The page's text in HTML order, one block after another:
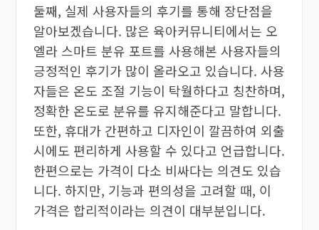
둘째, 실제 사용자들의 후기를 통해 장단점을
알아보겠습니다. 많은 육아커뮤니티에서는 오
엘라 스마트 분유 포트를 사용해본 사용자들의
긍정적인 후기가 많이 올라오고 있습니다. 사용
자들은 온도 조절 기능이 탁월하다고 칭찬하며,
정확한 온도로 분유를 유지해준다고 말합니다.
또한, 휴대가 간편하고 디자인이 깔끔하여 외출
시에도 편리하게 사용할 수 있다고 언급합니다.
한편으로는 가격이 다소 비싸다는 의견도 있습
니다. 하지만, 기능과 편의성을 고려할 때, 이
가격은 합리적이라는 의견이 대부분입니다.